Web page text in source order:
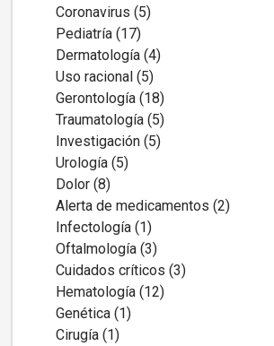
Coronavirus (5)
Pediatría (17)
Dermatología (4)
Uso racional (5)
Gerontología (18)
Traumatología (5)
Investigación (5)
Urología (5)
Dolor (8)
Alerta de medicamentos (2)
Infectología (1)
Oftalmología (3)
Cuidados críticos (3)
Hematología (12)
Genética (1)
Cirugía (1)